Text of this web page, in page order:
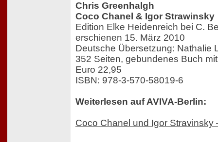
Chris Greenhalgh
Coco Chanel & Igor Strawinsky
Edition Elke Heidenreich bei C.
erschienen 15. März 2010
Deutsche Übersetzung: Nathalie
352 Seiten, gebundenes Buch
Euro 22,95
ISBN: 978-3-570-58019-6
Weiterlesen auf AVIVA-Berlin:
Coco Chanel und Igor Stravinsky